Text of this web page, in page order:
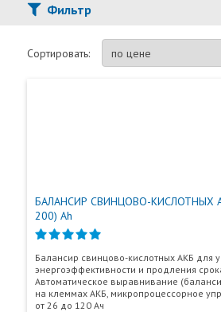
Сортировать:
Фильтр
БАЛАНСИР СВИНЦОВО-КИСЛОТНЫХ
200) Ah
Балансир свинцово-кислотных АКБ для
энергоэффективности и продления
Автоматическое выравнивание
на клеммах АКБ, микропроцессорное
от 26 до 120 Ач